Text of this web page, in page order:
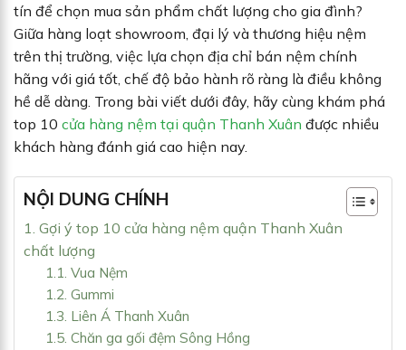
tín để chọn mua sản phẩm chất lượng cho gia đình?
Giữa hàng loạt showroom, đại lý và thương hiệu nệm
trên thị trường, việc lựa chọn địa chỉ bán nệm chính
hãng với giá tốt, chế độ bảo hành rõ ràng là điều không
hề dễ dàng. Trong bài viết dưới đây, hãy cùng khám phá
top 10 cửa hàng nệm tại quận Thanh Xuân được nhiều
khách hàng đánh giá cao hiện nay.
NỘI DUNG CHÍNH
1. Gợi ý top 10 cửa hàng nệm quận Thanh Xuân
chất lượng
1.1. Vua Nệm
1.2. Gummi
1.3. Liên Á Thanh Xuân
1.5. Chăn ga gối đệm Sông Hồng